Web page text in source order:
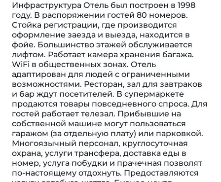
Инфраструктура Отель был построен в 1998
году. В распоряжении гостей 80 номеров.
Cтойка регистрации, где производится
оформление заезда и выезда, находится в
фойе. Большинство этажей обслуживается
лифтом. Работает камера хранения багажа.
WiFi в общественных зонах. Отель
адаптирован для людей с ограниченными
возможностями. Ресторан, зал для завтраков
и бар ждут посетителей. В супермаркете
продаются товары повседневного спроса. Для
гостей работает телезал. Прибывшие на
собственной машине могут пользоваться
гаражом (за отдельную плату) или парковкой.
Многоязычный персонал, круглосуточная
охрана, услуги трансфера, доставка еды в
номер, услуга побудки и прачечная позволят
по-настоящему отдохнуть. Предоставляются